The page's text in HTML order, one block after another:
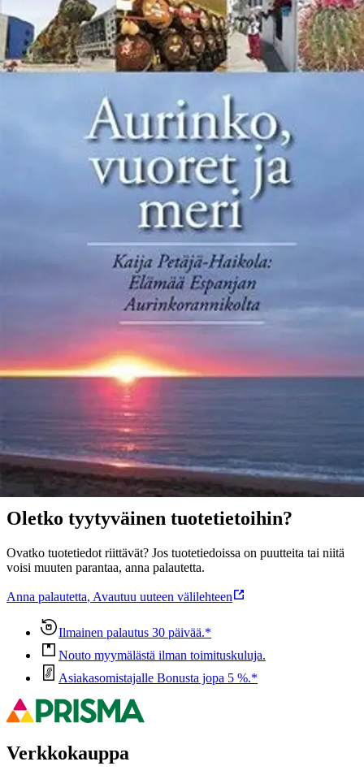
Ei saatavilla
Tuotekuvaus
Filosofian maisteri Kaija Petäjä-Haikola on puolisonsa kanssa
viettänyt Espanjan Aurinkorannikolla, Costa de Solilla, useita
talvikausia. Hän on opiskellut maan kieltä ja kulttuuria, tutustunut
mielenkiintoisiin ihmisiin - tehnyt havaintoja valoista ja varjoistakin.
Teoksessaan hän kertoo siitä Elämänilosta, Isolla kirjaimella, jota
tämä maa, täällä asuvat ihmiset, aurinko, meri ja vuoret ovat hänelle
"En lopultakaan tiedä, mikä edellisistä on eniten
vaikuttanut, mutta sydämeni ne ovat vieneet." Äidinkielen
opettajana elämäntyönsä tehnyt Kaija Petäjä-Haikola on julkaissut
useita hyvän vastaanoton saaneita omaelämäkerrallisia ja
yhteiskunnallisia kirjoja sekä Sampo-palkitun teoksen kahden
vuoden kokemuksistaan Algeriassa. Suomen tietokirjailijat ry on
tukenut teosta taloudellisesti.
tuotekuvausta
Ominaisuudet
Oletko tyytyväinen tuotetietoihin?
Ovatko tuotetiedot riittävät? Jos tuotetiedoissa on puutteita tai niitä
voisi muuten parantaa, anna palautetta.
Anna palautetta, Avautuu uuteen välilehteen
Ilmainen palautus 30 päivää.*
Nouto myymälästä ilman toimituskuluja.
Asiakasomistajalle Bonusta jopa 5 %.*
Verkkokauppa